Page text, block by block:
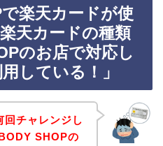
楽天カードが使
天カードの種類
のお店で対応し
している！」
回チャレンジし
SHOPの